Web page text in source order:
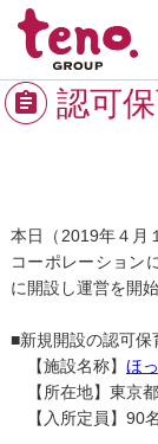
認可
本日（2019年４月
コーポレーション
に開設し運営を開
■新規開設の認可保
【施設名称】 ほ
【所在地】東京
【入所定員】90名